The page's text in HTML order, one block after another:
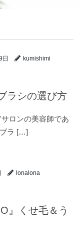
日 kumishimi
ラシの選び方
ロンの美容師であ
ブラ […]
lonalona
』くせ毛＆う